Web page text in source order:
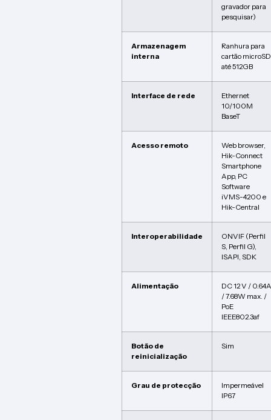
gravador para
pesquisar)
Armazenagem
interna
Ranhura para
cartão microSD
até 512GB
Interface de rede
Ethernet
10/100M
BaseT
Acesso remoto
Web browser,
Hik-Connect
Smartphone
App, PC
Software
iVMS-4200 e
Hik-Central
Interoperabilidade
ONVIF (Perfil
S, Perfil G),
ISAPI, SDK
Alimentação
DC 12 V / 0.64A
/ 7.68W max. /
PoE
IEEE802.3af
Botão de
reinicialização
Sim
Grau de protecção
Impermeável
IP67